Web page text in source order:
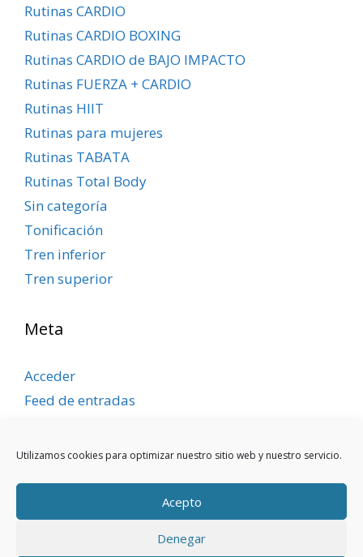
Utilizamos cookies para optimizar nuestro sitio web y nuestro servicio.
Acepto
Denegar
Rutinas CARDIO
Rutinas CARDIO BOXING
Rutinas CARDIO de BAJO IMPACTO
Rutinas FUERZA + CARDIO
Rutinas HIIT
Rutinas para mujeres
Rutinas TABATA
Rutinas Total Body
Sin categoría
Tonificación
Tren inferior
Tren superior
Meta
Acceder
Feed de entradas
WordPress.org